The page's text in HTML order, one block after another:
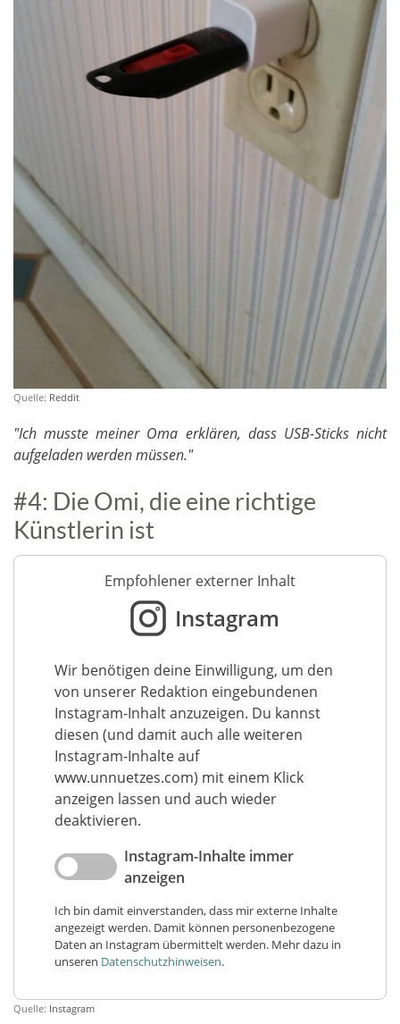
Quelle: Reddit
"Ich musste meiner Oma erklären, dass USB-Sticks nicht
aufgeladen werden müssen."
#4: Die Omi, die eine richtige
Künstlerin ist
Empfohlener externer Inhalt
Instagram
Wir benötigen deine Einwilligung, um den
von unserer Redaktion eingebundenen
Instagram-Inhalt anzuzeigen. Du kannst
diesen (und damit auch alle weiteren
Instagram-Inhalte auf
www.unnuetzes.com) mit einem Klick
anzeigen lassen und auch wieder
deaktivieren.
Instagram-Inhalte immer
anzeigen
Ich bin damit einverstanden, dass mir externe Inhalte
angezeigt werden. Damit können personenbezogene
Daten an Instagram übermittelt werden. Mehr dazu in
unseren Datenschutzhinweisen.
Quelle: Instagram